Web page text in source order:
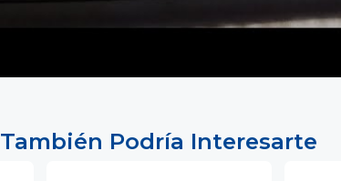
También Podría Interesarte